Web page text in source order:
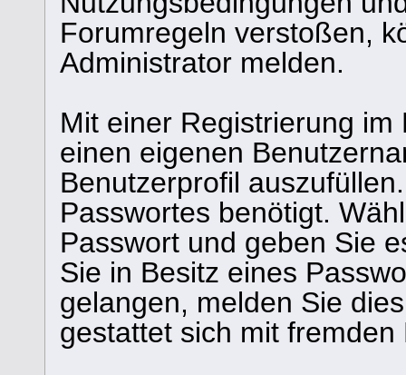
Forumregeln verstoßen,
Administrator melden.
Mit einer Registrierung
einen eigenen
Benutzerprofil
Passwortes benötigt.
Passwort und geben Sie
Sie in Besitz eines
gelangen, melden Sie
gestattet sich mit